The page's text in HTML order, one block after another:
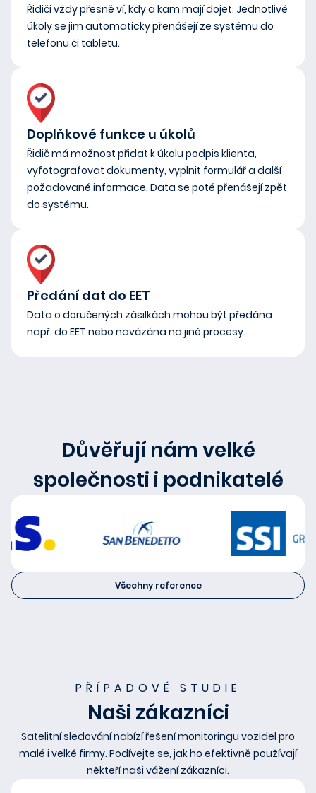
Řidiči vždy přesně ví, kdy a kam mají dojet. Jednotlivé
úkoly se jim automaticky přenášejí ze systému do
telefonu či tabletu.
Doplňkové funkce u úkolů
Řidič má možnost přidat k úkolu podpis klienta,
vyfotografovat dokumenty, vyplnit formulář a další
požadované informace. Data se poté přenášejí zpět
do systému.
Předání dat do EET
Data o doručených zásilkách mohou být předána
např. do EET nebo navázána na jiné procesy.
Důvěřují nám velké
společnosti i podnikatelé
Všechny reference
PŘÍPADOVÉ STUDIE
Naši zákazníci
Satelitní sledování nabízí řešení monitoringu vozidel pro
malé i velké firmy. Podívejte se, jak ho efektivně používají
někteří naši vážení zákazníci.